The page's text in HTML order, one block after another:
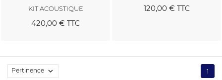
KIT ACOUSTIQUE
420,00 € TTC
120,00 €TTC
Pertinence  1